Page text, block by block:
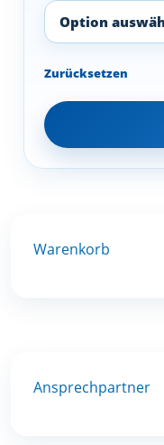
Zurücksetzen
Warenkorb
Ansprechpartner